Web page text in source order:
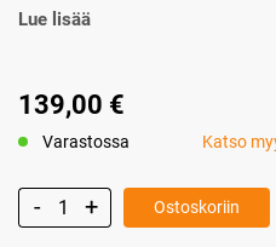
Lue lisää
139,00 €
Varastossa Katso
Ostoskoriin